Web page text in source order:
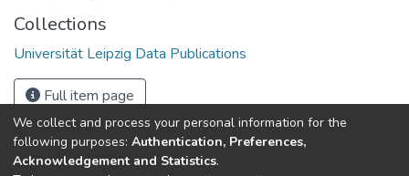
Collections
Universität Leipzig Data Publications
Full item page
We collect and process your personal information for the
following purposes: Authentication, Preferences,
Acknowledgement and Statistics.